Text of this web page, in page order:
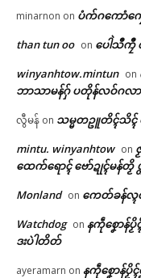
၅၉၁) ဂှ်ရ ဂကောံသ္ၚိကၟိန်ညး
ဒေသ ဒးဝပ် (၃) တၠတုဲ ချိုတ်
February 24, 2026
In "ပရိုၚ်"
minarnon on ပံက်ဂကောံကၠေ
than tun oo on ပေါဲသဳ
winyanhtow.mintun on
ဘာသာမန်ဂှ် ပတိုန်လဝ်ဂလ
လွီမန် on သမ္မတဥူတိၚ်သိၚ်
mintu. winyanhtow on
ထေက်ရောၚ် ဗော်ဍုၚ်မန်တၟိ
Monland on ကေတ်ခန်
Watchdog on နကဵုစၞောန်ပၟိ
ဒးပဲါတိတ်
ayeramarn on နကဵုစၞောန်ပၟိ